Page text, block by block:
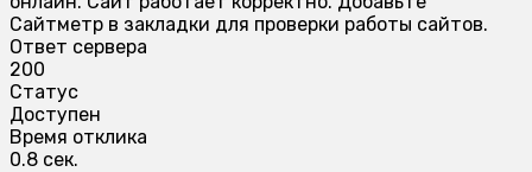
Сайтметр в закладки для проверки работы сайтов.
Ответ сервера
200
Статус
Доступен
Время отклика
0.8 сек.